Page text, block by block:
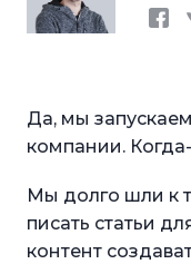
Да, мы
компании.
Мы долго шли к
писать статьи
контент